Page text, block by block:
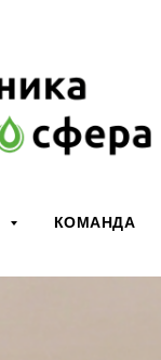
КОМАНДА